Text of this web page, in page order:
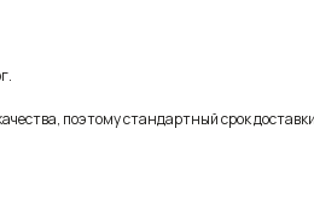
поэтому стандартный срок